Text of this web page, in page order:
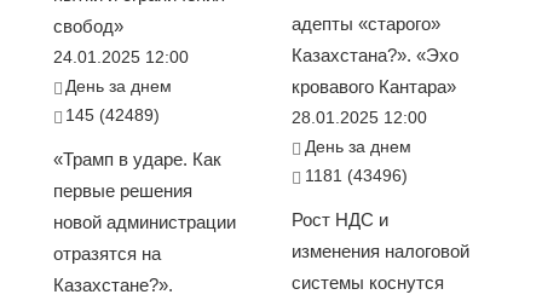
свобод»
24.01.2025 12:00
День за днем
145 (42489)
«Трамп в ударе. Как
первые решения
новой администрации
отразятся на
Казахстане?».
адепты «старого»
Казахстана?». «Эхо
кровавого Кантара»
28.01.2025 12:00
День за днем
1181 (43496)
Рост НДС и
изменения налоговой
системы коснутся